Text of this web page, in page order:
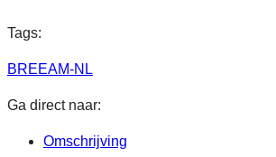
Tags:
BREEAM-NL
Ga direct naar:
Omschrijving